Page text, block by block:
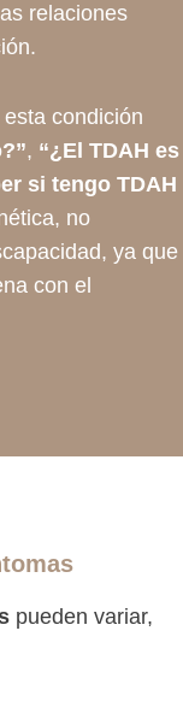
relaciones
condición
, “¿El TDAH es
si tengo TDAH
no
ya que
con el
pueden variar,